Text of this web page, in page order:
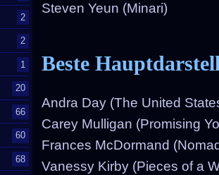
Steven Yeun (Minari)
Beste
Andra Day (The United
Carey Mulligan (Promising
Frances McDormand
Vanessy Kirby (Pieces of a
2
2
1
20
66
60
68